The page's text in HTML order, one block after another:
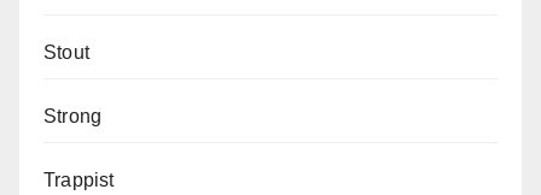
Stout
Strong
Trappist